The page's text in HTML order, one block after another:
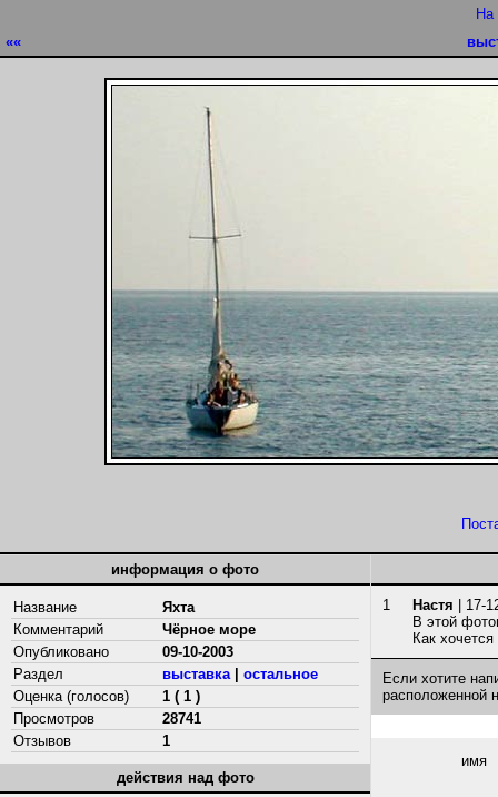
На
««
информация о фото
Название
Яхта
Комментарий
Чёрное море
Опубликовано
09-10-2003
Раздел
выставка| остальное
Оценка (голосов)
1 ( 1 )
Просмотров
28741
Отзывов
1
действия над фото
1 Настя | 17-
В этой
Как
Если хотите
расположенной
имя